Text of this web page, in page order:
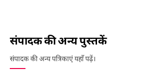
संपादक की अन्य पुस्तकें
संपादक की अन्य पत्रिकाएं यहाँ पढ़ें।